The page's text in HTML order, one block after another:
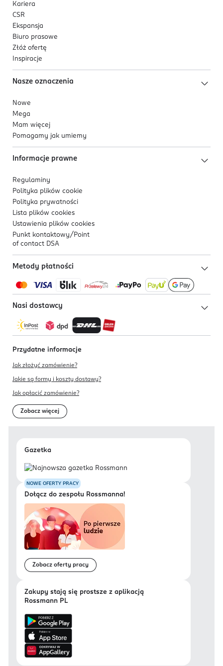
Kariera
CSR
Ekspansja
Biuro prasowe
Złóż ofertę
Inspiracje
Nasze oznaczenia
Nowe
Mega
Mam więcej
Pomagamy jak umiemy
Informacje prawne
Regulaminy
Polityka plików cookie
Polityka prywatności
Lista plików cookies
Ustawienia plików cookies
Punkt kontaktowy/ Point
of contact DSA
Metody płatności
Nasi dostawcy
Przydatne informacje
Jak złożyć zamówienie?
Jakie są formy i koszty dostawy?
Jak opłacić zamówienie?
Zobacz więcej
Gazetka
NOWE OFERTY PRACY
Dołącz do zespołu Rossmanna!
Zobacz oferty pracy
Zakupy stają się prostsze z aplikacją
Rossmann PL